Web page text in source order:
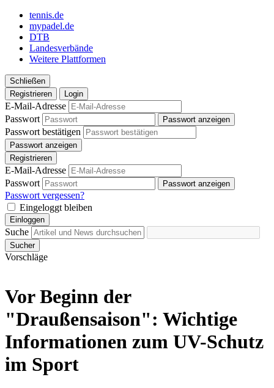
tennis.de
mypadel.de
DTB
Landesverbände
Weitere Plattformen
Schließen
Registrieren
Login
E-Mail-Adresse
Passwort
Passwort anzeigen
Passwort bestätigen
Passwort anzeigen
Registrieren
E-Mail-Adresse
Passwort
Passwort anzeigen
Passwort vergessen?
Eingeloggt bleiben
Einloggen
Suche
Sucher
Vorschläge
Vor Beginn der
"Draußensaison": Wichtige
Informationen zum UV-Schutz
im Sport